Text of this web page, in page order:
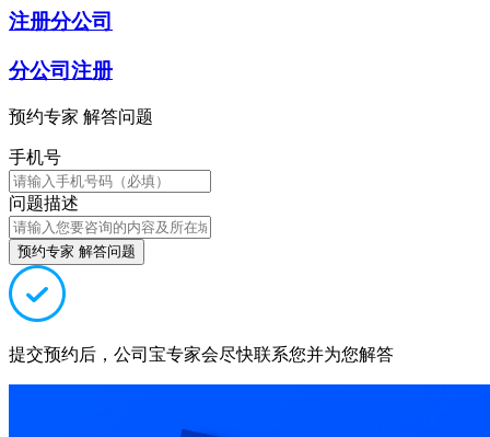
注册分公司
分公司注册
预约专家 解答问题
手机号
问题描述
预约专家 解答问题
提交预约后，公司宝专家会尽快联系您并为您解答